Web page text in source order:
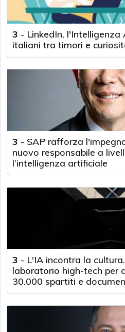
3 - LinkedIn,
italiani tra timori e
3 - SAP rafforza
nuovo responsabile a
l’intelligenza artificiale
3 - L'IA incontra la
laboratorio high-tech per
30.000 spartiti e